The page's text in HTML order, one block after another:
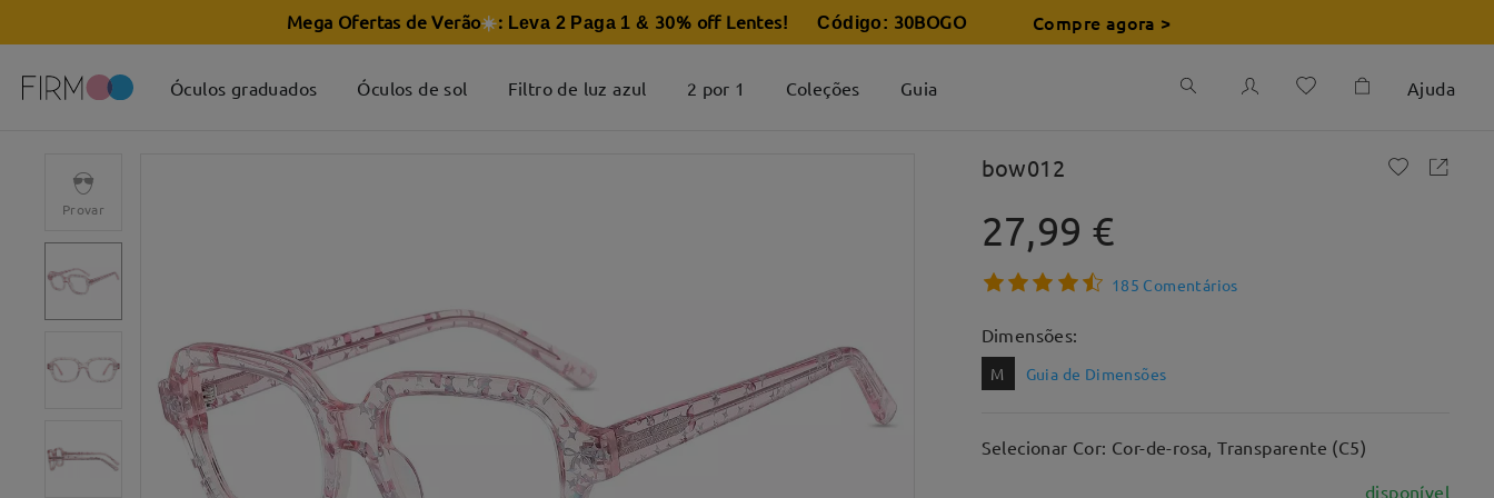
Mega Ofertas de Verão☀️: Leva 2 Paga 1 & 30% off Lentes! Código: 30BOGO Compre agora >
Óculos graduados Óculos de sol Filtro de luz azul 2 por 1 Coleções Guia Ajuda
Provar
bow012
27,99 €
185 Comentários
Dimensões:
M Guia de Dimensões
Selecionar Cor: Cor-de-rosa, Transparente (C5)
disponível